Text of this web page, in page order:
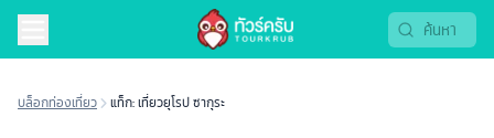
บล็อกท่องเที่ยว แท็ก: เที่ยวยุโรป ซากุระ